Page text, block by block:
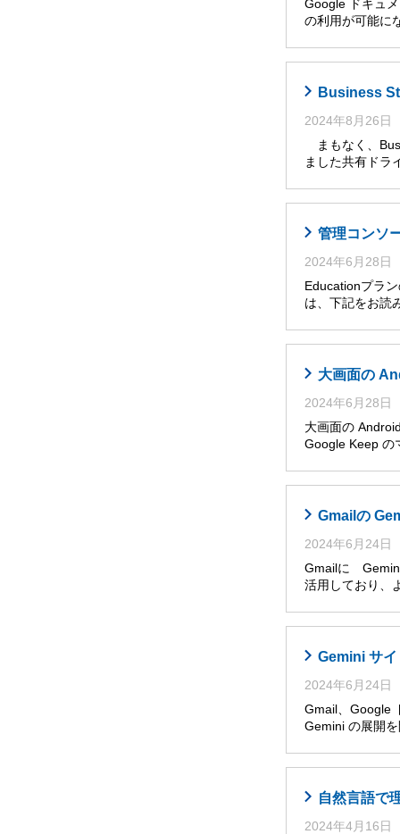
Google ドキュ
の利用が可能に
Business
2024年8月26日
まもなく、
ました共有ドラ
管理コンソ
2024年6月28日
Educationプラ
は、下記をお
大画面の
2024年6月28日
大画面の
Google Keep の
Gmailの
2024年6月24日
Gmailに Gemini
活用しており、
Gemini サ
2024年6月24日
Gmail、Google
Gemini の展開
自然言語で
2024年4月16日